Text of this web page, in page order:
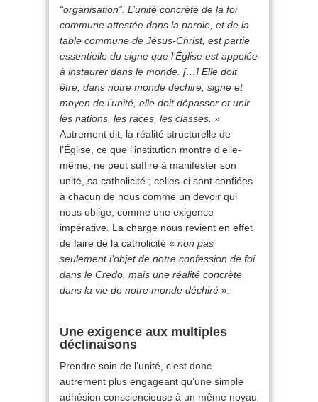
“organisation”. L’unité concrète de la foi
commune attestée dans la parole, et de la
table commune de Jésus-Christ, est partie
essentielle du signe que l’Église est appelée
à instaurer dans le monde. […] Elle doit
être, dans notre monde déchiré, signe et
moyen de l’unité, elle doit dépasser et unir
les nations, les races, les classes. »
Autrement dit, la réalité structurelle de
l’Église, ce que l’institution montre d’elle-
même, ne peut suffire à manifester son
unité, sa catholicité ; celles-ci sont confiées
à chacun de nous comme un devoir qui
nous oblige, comme une exigence
impérative. La charge nous revient en effet
de faire de la catholicité « non pas
seulement l’objet de notre confession de foi
dans le Credo, mais une réalité concrète
dans la vie de notre monde déchiré ».
Une exigence aux multiples
déclinaisons
Prendre soin de l’unité, c’est donc
autrement plus engageant qu’une simple
adhésion consciencieuse à un même noyau